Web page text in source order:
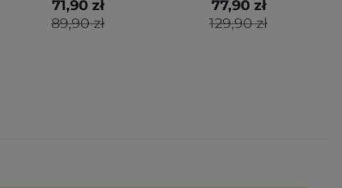
89,90 zł
71,90 zł
129,90 zł
77,90 zł